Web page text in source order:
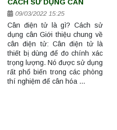
CÁCH SỬ DỤNG CÂN
09/03/2022 15:25
Cân điện tử là gì? Cách sử
dụng cân Giới thiệu chung về
cân điện tử: Cân điện tử là
thiết bị dùng để đo chính xác
trọng lượng. Nó được sử dụng
rất phổ biến trong các phòng
thí nghiệm để cân hóa …